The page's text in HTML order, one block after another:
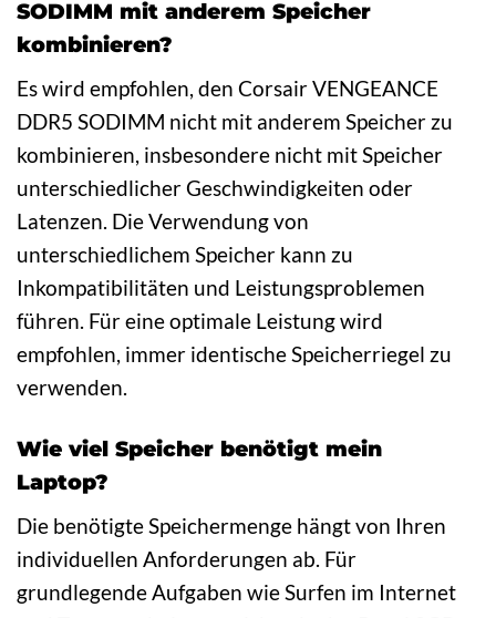
SODIMM mit anderem Speicher
kombinieren?
Es wird empfohlen, den Corsair VENGEANCE
DDR5 SODIMM nicht mit anderem Speicher zu
kombinieren, insbesondere nicht mit Speicher
unterschiedlicher Geschwindigkeiten oder
Latenzen. Die Verwendung von
unterschiedlichem Speicher kann zu
Inkompatibilitäten und Leistungsproblemen
führen. Für eine optimale Leistung wird
empfohlen, immer identische Speicherriegel zu
verwenden.
Wie viel Speicher benötigt mein
Laptop?
Die benötigte Speichermenge hängt von Ihren
individuellen Anforderungen ab. Für
grundlegende Aufgaben wie Surfen im Internet